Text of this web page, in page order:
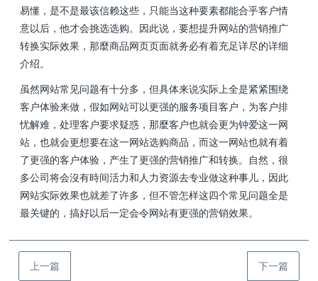
易懂，是不是最该信赖这些，只能当这种要素都能合乎客户情
意以后，他才会挑选选购。因此说，要想提升网站的营销推广
转换实际效果，那麼商品网页页面就务必有着充足详尽的详细
介绍。
虽然网站常见问题有十分多，但具体来说实际上全是紧紧围绕
客户体验来做，假如网站可以更强的服务项目客户，为客户排
忧解难，处理客户要求疑惑，那麼客户也就会更为钟爱这一网
站，也就会更想要在这一网站选购商品，而这一网站也就有着
了更强的客户体验，产生了更强的营销推广和转换。自然，很
多公司将会沒有時间活力和人力资源去专业做这种事儿，因此
网站实际效果也就差了许多，但不管怎样这四个常见问题全是
最关键的，搞好以后一定会令网站有更强的营销效果。
上一篇 下一篇